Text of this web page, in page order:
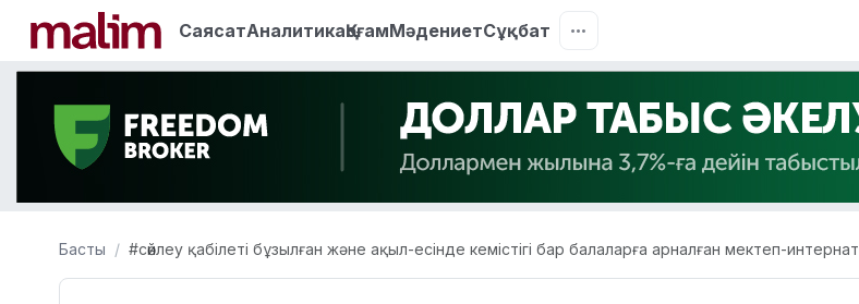
СаясатАналитикаҚоғамМәдениетСұқбат
Басты #сөйлеу қабілеті бұзылған және ақыл-есінде кемістігі бар балаларға арналған мектеп-интернат